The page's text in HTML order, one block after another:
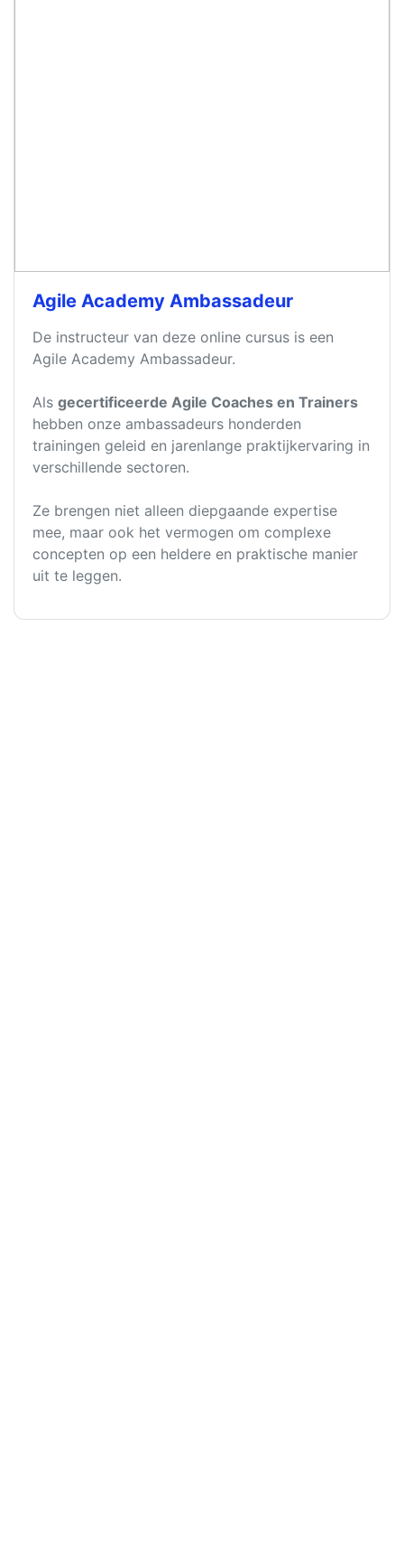
Agile Academy Ambassadeur
De instructeur van deze online cursus is een
Agile Academy Ambassadeur.
Als gecertificeerde Agile Coaches en Trainers
hebben onze ambassadeurs honderden
trainingen geleid en jarenlange praktijkervaring in
verschillende sectoren.
Ze brengen niet alleen diepgaande expertise
mee, maar ook het vermogen om complexe
concepten op een heldere en praktische manier
uit te leggen.